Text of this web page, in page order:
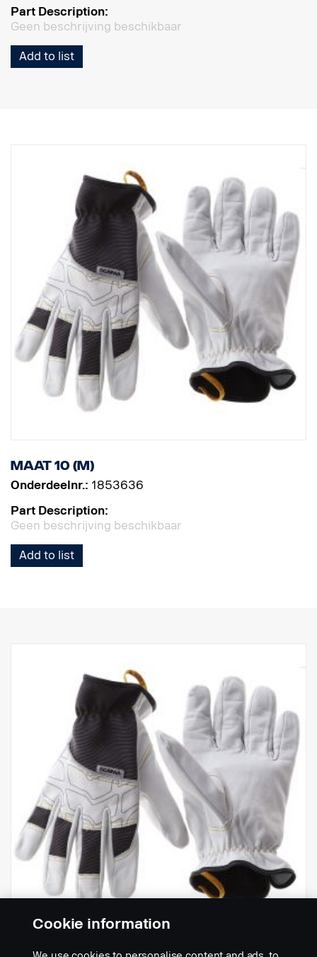
Part Description:
Geen beschrijving beschikbaar
Add to list
Maat 10 (M)
Onderdeelnr.: 1853636
Part Description:
Geen beschrijving beschikbaar
Add to list
Cookie information